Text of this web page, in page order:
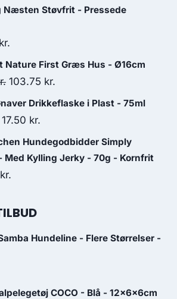
pris
50.00 kr..
pris
Næsten Støvfrit - Pressede
kr.
aktuelle
pris
61.75 kr..
Nature First Græs Hus - Ø16cm
Den
oprindelige
pris
120.00 kr..
103.75 kr.
aktuelle
103.75 kr..
Drikkeflaske i Plast - 75ml
Den
oprindelige
pris
var:
17.50 kr.
aktuelle
pris
Hundegodbidder Simply
Med Kylling Jerky - 70g - Kornfrit
kr.
pris
32.50 kr..
Hundeline - Flere Størrelser -
COCO - Blå - 12x6x6cm